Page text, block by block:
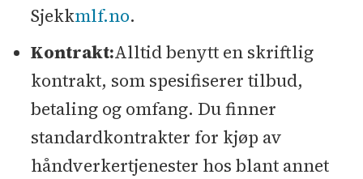
Sjekkmlf.no.
Kontrakt:Alltid benytt en skriftlig
kontrakt, som spesifiserer tilbud,
betaling og omfang. Du finner
standardkontrakter for kjøp av
håndverkertjenester hos blant annet